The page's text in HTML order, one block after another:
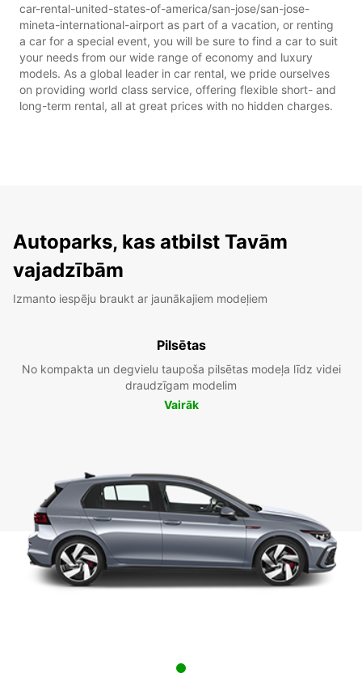
car-rental-united-states-of-america/san-jose/san-jose-
mineta-international-airport as part of a vacation, or renting
a car for a special event, you will be sure to find a car to suit
your needs from our wide range of economy and luxury
models. As a global leader in car rental, we pride ourselves
on providing world class service, offering flexible short- and
long-term rental, all at great prices with no hidden charges.
Autoparks, kas atbilst Tavām
vajadzībām
Izmanto iespēju braukt ar jaunākajiem modeļiem
Pilsētas
No kompakta un degvielu taupoša pilsētas modeļa līdz videi
draudzīgam modelim
Vairāk